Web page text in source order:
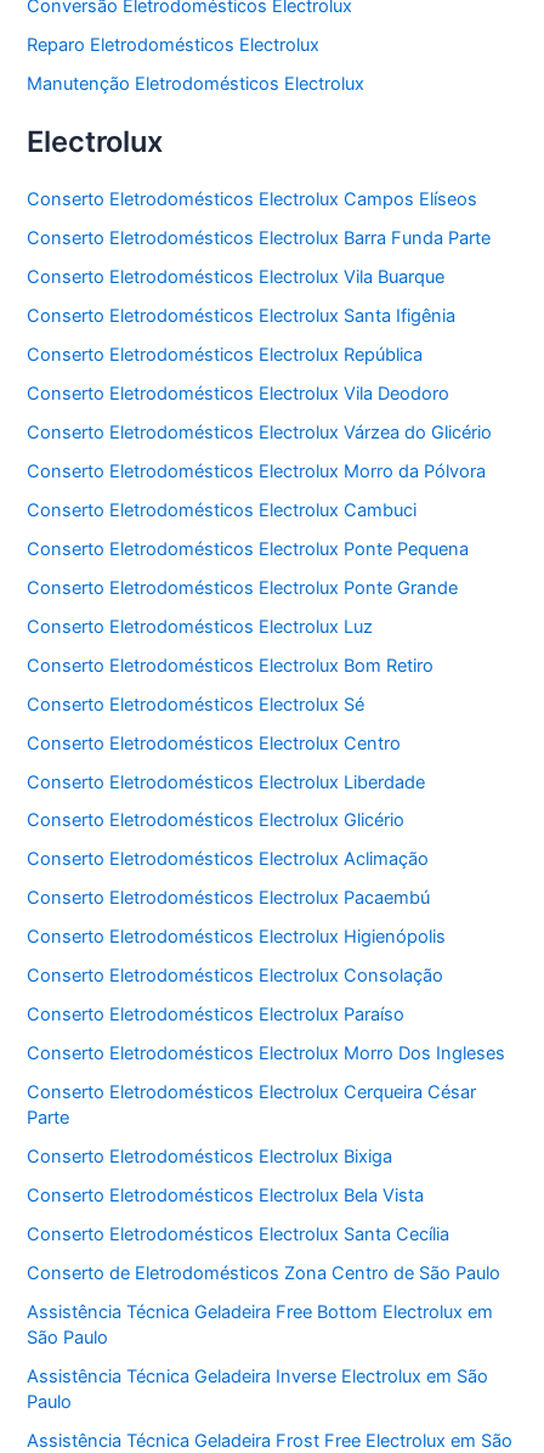
Conversão Eletrodomésticos Electrolux
Reparo Eletrodomésticos Electrolux
Manutenção Eletrodomésticos Electrolux
Electrolux
Conserto Eletrodomésticos Electrolux Campos Elíseos
Conserto Eletrodomésticos Electrolux Barra Funda Parte
Conserto Eletrodomésticos Electrolux Vila Buarque
Conserto Eletrodomésticos Electrolux Santa Ifigênia
Conserto Eletrodomésticos Electrolux República
Conserto Eletrodomésticos Electrolux Vila Deodoro
Conserto Eletrodomésticos Electrolux Várzea do Glicério
Conserto Eletrodomésticos Electrolux Morro da Pólvora
Conserto Eletrodomésticos Electrolux Cambuci
Conserto Eletrodomésticos Electrolux Ponte Pequena
Conserto Eletrodomésticos Electrolux Ponte Grande
Conserto Eletrodomésticos Electrolux Luz
Conserto Eletrodomésticos Electrolux Bom Retiro
Conserto Eletrodomésticos Electrolux Sé
Conserto Eletrodomésticos Electrolux Centro
Conserto Eletrodomésticos Electrolux Liberdade
Conserto Eletrodomésticos Electrolux Glicério
Conserto Eletrodomésticos Electrolux Aclimação
Conserto Eletrodomésticos Electrolux Pacaembú
Conserto Eletrodomésticos Electrolux Higienópolis
Conserto Eletrodomésticos Electrolux Consolação
Conserto Eletrodomésticos Electrolux Paraíso
Conserto Eletrodomésticos Electrolux Morro Dos Ingleses
Conserto Eletrodomésticos Electrolux Cerqueira César
Parte
Conserto Eletrodomésticos Electrolux Bixiga
Conserto Eletrodomésticos Electrolux Bela Vista
Conserto Eletrodomésticos Electrolux Santa Cecília
Conserto de Eletrodomésticos Zona Centro de São Paulo
Assistência Técnica Geladeira Free Bottom Electrolux em
São Paulo
Assistência Técnica Geladeira Inverse Electrolux em São
Paulo
Assistência Técnica Geladeira Frost Free Electrolux em São